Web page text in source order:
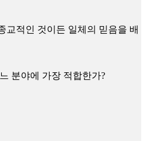
교적인 것이든 일체의 믿음을 배
분야에 가장 적합한가?